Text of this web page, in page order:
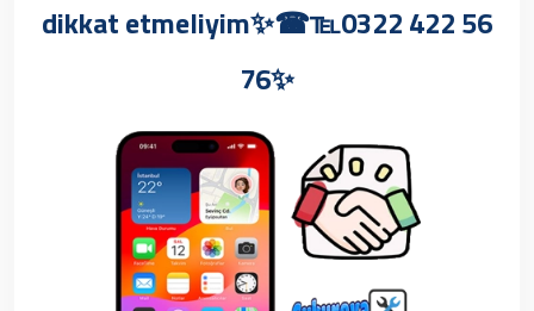
dikkat etmeliyim✨☎℡0322 422 56
76✨